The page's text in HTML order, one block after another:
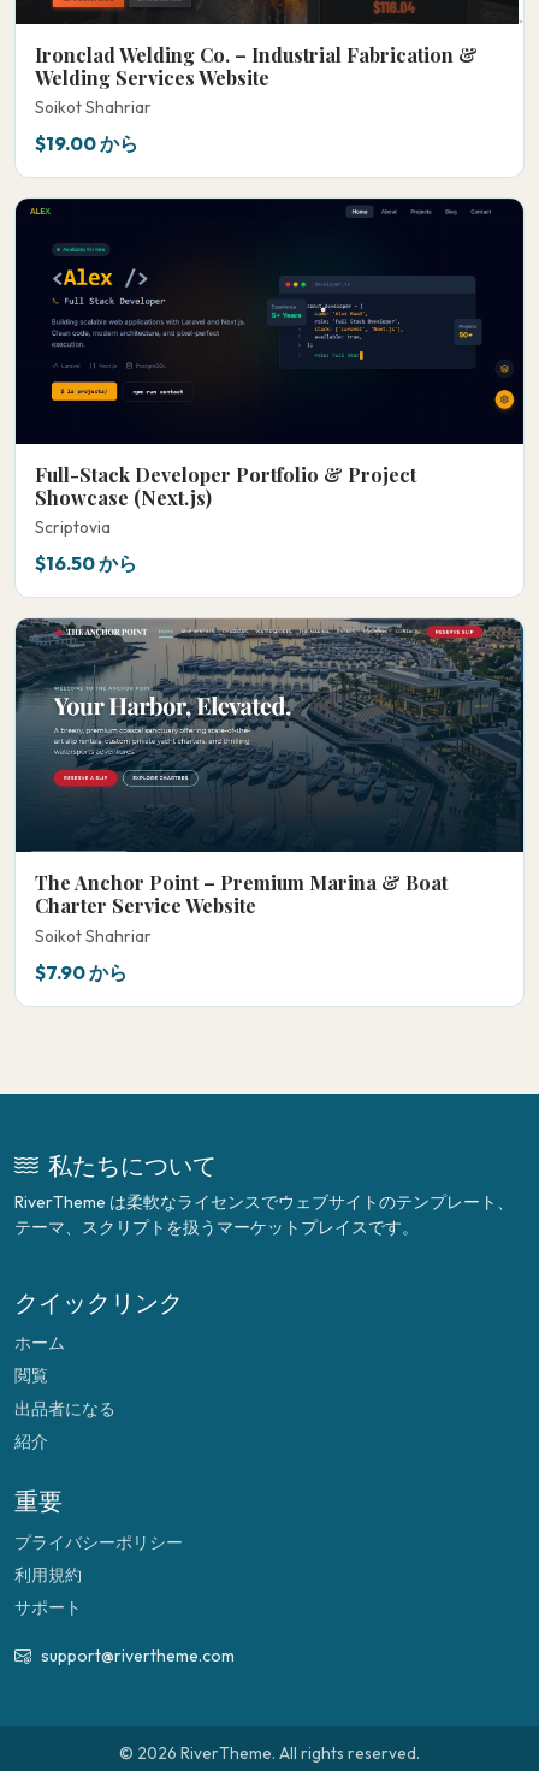
Ironclad Welding Co. – Industrial Fabrication &
Welding Services Website
Soikot Shahriar
$19.00 から
Full-Stack Developer Portfolio & Project
Showcase (Next.js)
Scriptovia
$16.50 から
The Anchor Point – Premium Marina & Boat
Charter Service Website
Soikot Shahriar
$7.90 から
私たちについて
RiverTheme は柔軟なライセンスでウェブサイトのテンプレート、
テーマ、スクリプトを扱うマーケットプレイスです。
クイックリンク
ホーム
閲覧
出品者になる
紹介
重要
プライバシーポリシー
利用規約
サポート
support@rivertheme.com
© 2026 RiverTheme. All rights reserved.